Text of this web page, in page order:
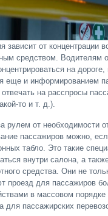
зависит от концентрации
средством. Водителям
на дороге,
еще и информированием
на расспросы
то и т. д.).
рулем от необходимости
пассажиров можно,
табло. Это такие
внутри салона, а
средства. Они не
проезд для пассажиров
в массовом
для пассажирских